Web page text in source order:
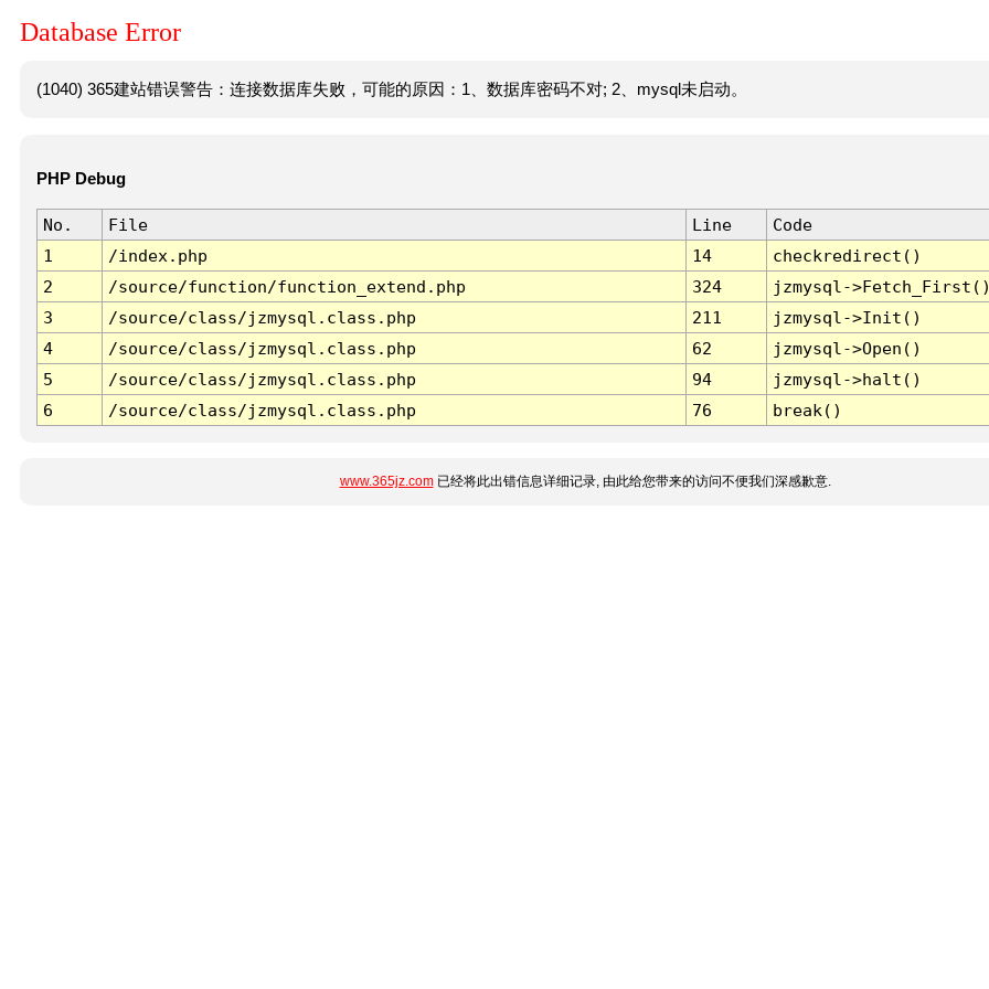
Database Error
(1040) 365建站错误警告：连接数据库失败，可能的原因：1、数据库密码不对; 2、mysql未启动。
PHP Debug
No. File Line
Code
1
/index.php 14
checkredirect()
2
/source/function/function_extend.php 324
jzmysql-
3
/source/class/jzmysql.class.php 211
jzmysql->Init()
4
/source/class/jzmysql.class.php 62
jzmysql->Open()
5
/source/class/jzmysql.class.php 94
jzmysql->halt()
6
/source/class/jzmysql.class.php 76 break()
www.365jz.com已经将此出错信息详细记录, 由此给您带来的访问不便我们深感歉意.